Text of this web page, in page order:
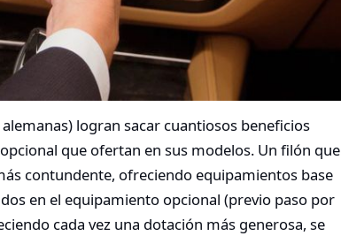
logran sacar cuantiosos beneficios
que ofertan en sus modelos. Un filón que
contundente, ofreciendo equipamientos base
en el equipamiento opcional (previo paso por
cada vez una dotación más generosa, se